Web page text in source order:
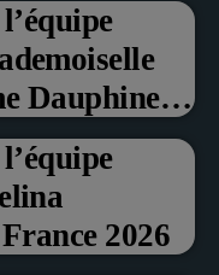
Dauphine et
Marche aux
2026
2026